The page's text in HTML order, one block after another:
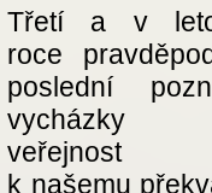
Třetí a v
roce
poslední
vycházky
k našemu